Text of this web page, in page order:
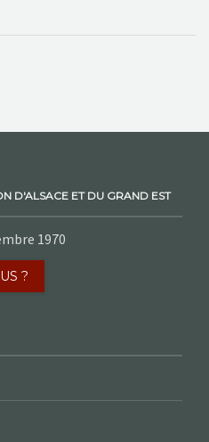
D'ALSACE ET DU GRAND EST
1970
?